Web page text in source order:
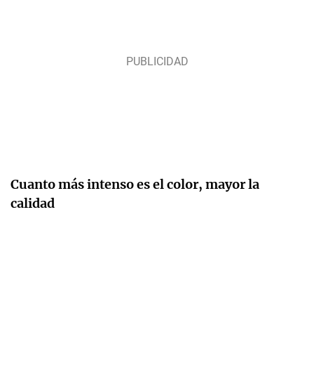
Cuanto más intenso es el color, mayor la
calidad